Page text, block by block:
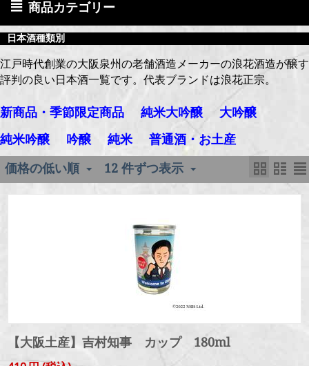
商品カテゴリー
日本酒種類別
江戸時代創業の大阪泉州の老舗酒造メーカーの浪花酒造が醸す
評判の良い日本酒一覧です。代表ブランドは浪花正宗。
新商品・季節限定商品 純米大吟醸
大吟醸
純米吟醸
吟醸 純米
普通酒・お土産
価格の低い順
12 件ずつ表示
【大阪土産】吉村知事 カップ 180ml